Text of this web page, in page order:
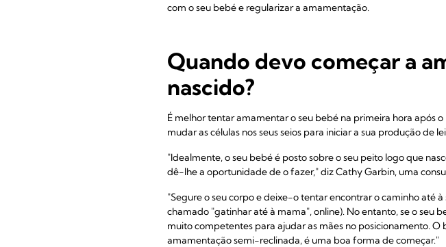
com o seu bebé e regularizar a amamentação.
Quando devo começar a
nascido?
É melhor tentar amamentar o seu bebé na primeira hora após
mudar as células nos seus seios para iniciar a sua produção de
"Idealmente, o seu bebé é posto sobre o seu peito logo que
dê-lhe a oportunidade de o fazer," diz Cathy Garbin, uma
"Segure o seu corpo e deixe-o tentar encontrar o caminho até
chamado "gatinhar até à mama", online). No entanto, se o seu
muito competentes para ajudar as mães no posicionamento.
amamentação semi-reclinada, é uma boa forma de começar."